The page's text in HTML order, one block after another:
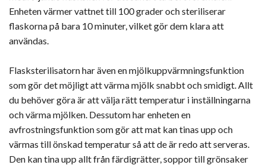
Enheten värmer vattnet till 100 grader och steriliserar
flaskorna på bara 10 minuter, vilket gör dem klara att
användas.
Flasksterilisatorn har även en mjölkuppvärmningsfunktion
som gör det möjligt att värma mjölk snabbt och smidigt. Allt
du behöver göra är att välja rätt temperatur i inställningarna
och värma mjölken. Dessutom har enheten en
avfrostningsfunktion som gör att mat kan tinas upp och
värmas till önskad temperatur så att de är redo att serveras.
Den kan tina upp allt från färdigrätter, soppor till grönsaker